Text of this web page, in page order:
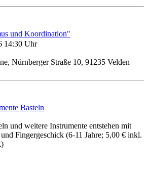
und Koordination"
14:30 Uhr
Nürnberger Straße 10, 91235 Velden
Basteln
und weitere Instrumente entstehen mit
Fingergeschick (6-11 Jahre; 5,00 € inkl.